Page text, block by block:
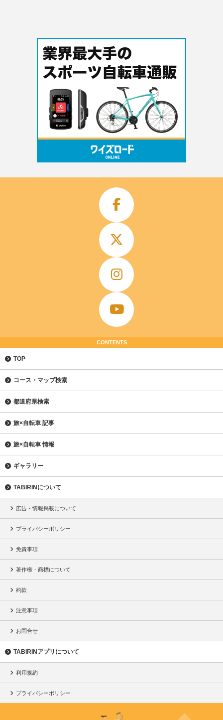
CONTENTS
TOP
コース・マップ検索
都道府県検索
旅×自転車 記事
旅×自転車 情報
ギャラリー
TABIRINについて
広告・情報掲載について
プライバシーポリシー
免責事項
著作権・商標について
約款
注意事項
お問合せ
TABIRINアプリについて
利用規約
プライバシーポリシー